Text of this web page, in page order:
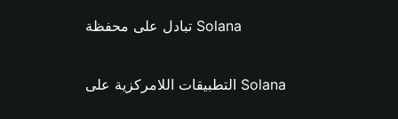
تبادل على محفظة Solana
التطبيقات اللامركزية على Solana